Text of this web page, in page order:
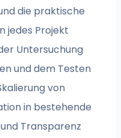
die praktische
jedes Projekt
Untersuchung
und dem Testen
von
in bestehende
Transparenz